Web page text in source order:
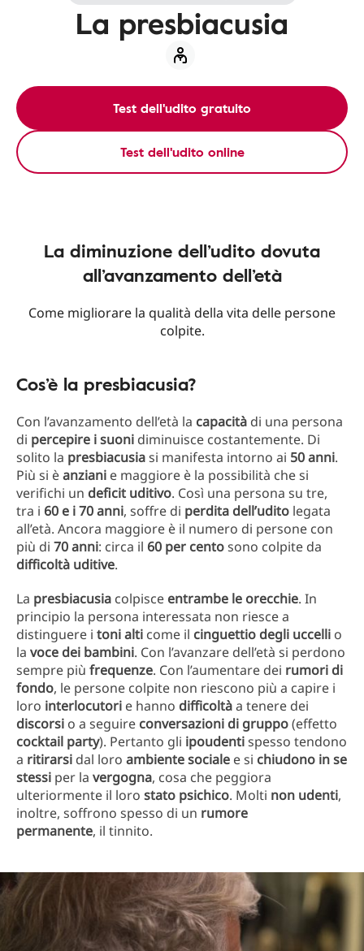
La presbiacusia
Test dell'udito gratuito
Test dell'udito online
La diminuzione dell’udito dovuta
all’avanzamento dell’età
Come migliorare la qualità della vita delle persone
colpite.
Cos’è la presbiacusia?
Con l’avanzamento dell’età la capacità di una persona
di percepire i suoni diminuisce costantemente. Di
solito la presbiacusiasi manifesta intorno ai 50 anni.
Più si èanziani e maggiore è la possibilità che si
verifichi un deficit uditivo. Così una persona su tre,
tra i 60 e i 70 anni, soffre di perdita dell’udito legata
all’età. Ancora maggiore è il numero di persone con
più di 70 anni: circa il 60 per centosono colpite da
difficoltà uditive.
La presbiacusia colpisce entrambe le orecchie. In
principio la persona interessata non riesce a
distinguere i toni alti come il cinguettio degli uccelli o
la voce dei bambini. Con l’avanzare dell’età si perdono
sempre più frequenze. Con l’aumentare dei rumori di
fondo, le persone colpite non riescono più a capire i
loro interlocutori e hanno difficoltàa tenere dei
discorsi o a seguire conversazioni di gruppo(effetto
cocktail party). Pertanto gli ipoudentispesso tendono
a ritirarsi dal loro ambiente sociale e si chiudono in se
stessi per la vergogna, cosa che peggiora
ulteriormente il loro stato psichico. Molti non udenti,
inoltre, soffrono spesso di un rumore
permanente, il tinnito.